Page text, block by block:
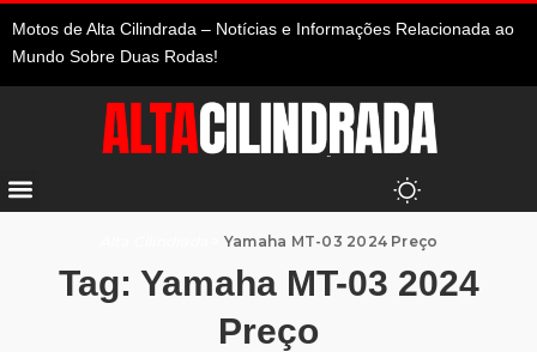
Motos de Alta Cilindrada – Notícias e Informações Relacionada ao
Mundo Sobre Duas Rodas!
Yamaha MT-03 2024 Preço
Tag: Yamaha MT-03 2024
Preço